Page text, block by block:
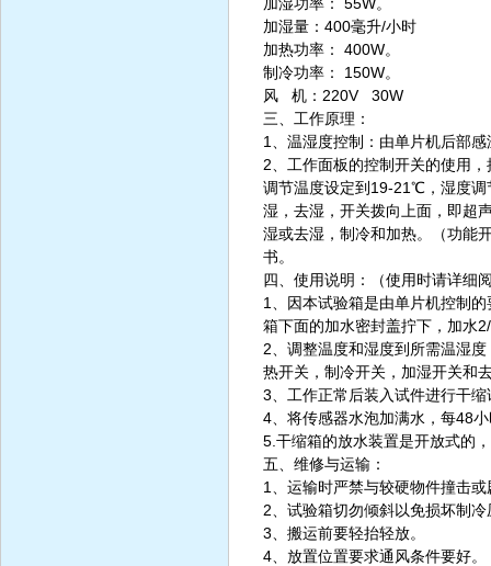
加湿量：400毫升/小时
加热功率： 400W。
制冷功率： 150W。
风 机：220V 30W
三、工作原理：
1、温湿度控制：由单片机后部
2、工作面板的控制开关的使用
调节温度设定到19-21℃，湿度调
湿，去湿，开关拨向上面，即超
湿或去湿，制冷和加热。（功能
书。
四、使用说明：（使用时请详细
1、因本试验箱是由单片机控制
箱下面的加水密封盖拧下，加水
2、调整温度和湿度到所需温湿
热开关，制冷开关，加湿开关和
3、工作正常后装入试件进行干缩
4、将传感器水泡加满水，每48
5.干缩箱的放水装置是开放式的
五、维修与运输：
1、运输时严禁与较硬物件撞击
2、试验箱切勿倾斜以免损坏制
3、搬运前要轻抬轻放。
4、放置位置要求通风条件要好。